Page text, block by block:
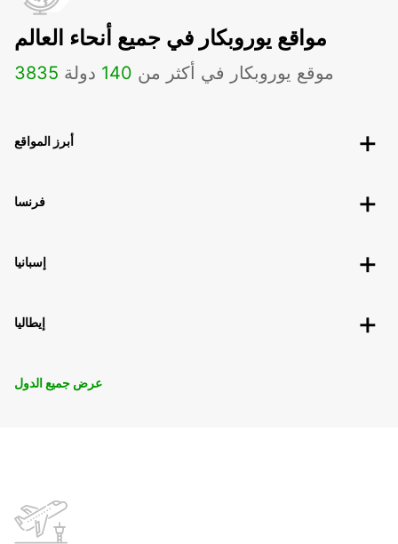
مواقع يوروبكار في جميع أنحاء العالم
3835 موقع يوروبكار في أكثر من 140 دولة
أبرز المواقع
فرنسا
إسبانيا
إيطاليا
عرض جميع الدول